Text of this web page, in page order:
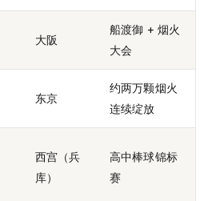
大阪
船渡御 + 烟火
大会
东京
约两万颗烟火
连续绽放
西宫（兵
库）
高中棒球锦标
赛